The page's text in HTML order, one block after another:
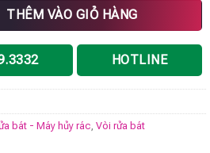
số lượng
THÊM VÀO GIỎ HÀNG
HOTLINE
bát - Máy hủy rác Vòi rửa bát